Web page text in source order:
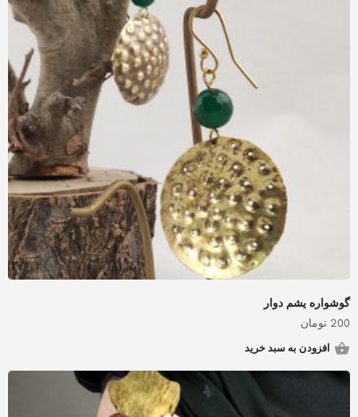
گوشواره یشم دوار
200 تومان
افزودن به سبد خرید